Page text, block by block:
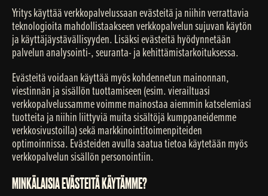
Yritys käyttää verkkopalvelussaan evästeitä ja niihin verrattavia
teknologioita mahdollistaakseen verkkopalvelun sujuvan käytön
ja käyttäjäystävällisyyden. Lisäksi evästeitä hyödynnetään
palvelun analysointi-, seuranta- ja kehittämistarkoituksessa.
Evästeitä voidaan käyttää myös kohdennetun mainonnan,
viestinnän ja sisällön tuottamiseen (esim. vierailtuasi
verkkopalvelussamme voimme mainostaa aiemmin katselemiasi
tuotteita ja niihin liittyviä muita sisältöjä kumppaneidemme
verkkosivustoilla) sekä markkinointitoimenpiteiden
optimoinnissa. Evästeiden avulla saatua tietoa käytetään myös
verkkopalvelun sisällön personointiin.
MINKÄLAISIA EVÄSTEITÄ KÄYTÄMME?